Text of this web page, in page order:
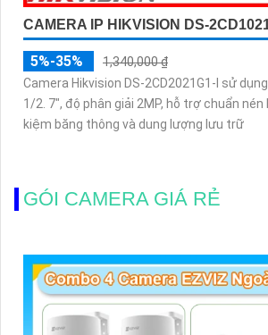
CAMERA IP HIKVISION DS-
5%-35%
1,340,000 ₫
Camera Hikvision DS-2CD2021G1-I sử
1/2. 7", độ phân giải 2MP, hỗ trợ chuẩn
kiệm băng thông và dung lượng lưu trữ
GÓI CAMERA GIÁ RẺ